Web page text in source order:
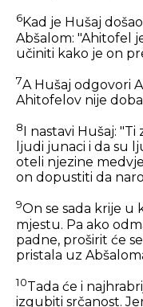
6Kad je Hušaj
Abšalom: "Ahitofel
učiniti kako je on
7A Hušaj odgovori
Ahitofelov nije
8
I nastavi Hušaj:
ljudi junaci i da su
oteli njezine
on dopustiti da
9On se sada krije u
mjestu. Pa ako
padne, proširit će
pristala uz
10Tada će i
izgubiti srčanost.